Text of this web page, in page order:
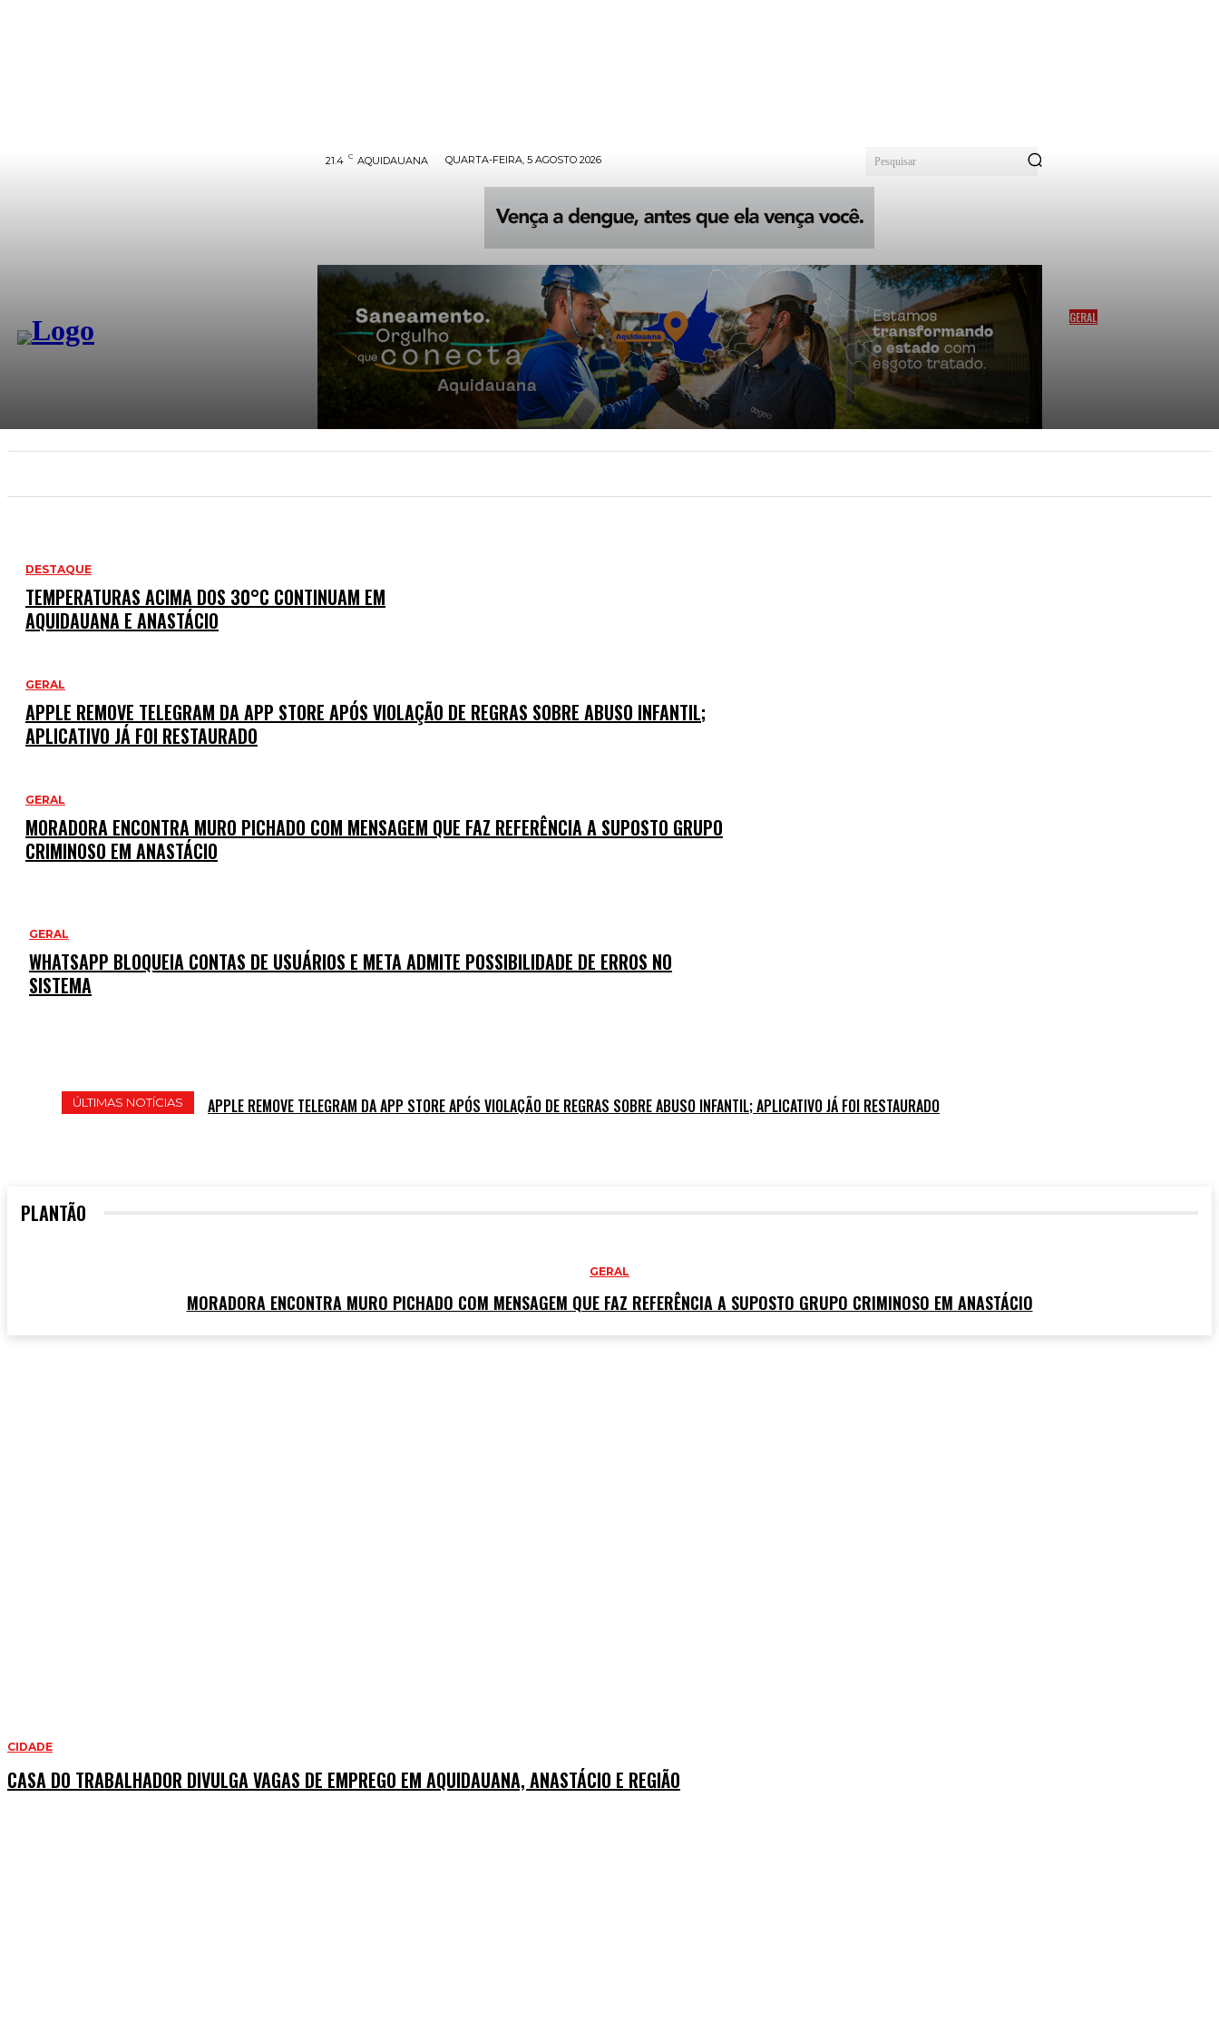
21.4 C AQUIDAUANA QUARTA-FEIRA, 5 AGOSTO 2026 Pesquisar
GERAL
DESTAQUE
TEMPERATURAS ACIMA DOS 30°C CONTINUAM EM
AQUIDAUANA E ANASTÁCIO
GERAL
APPLE REMOVE TELEGRAM DA APP STORE APÓS VIOLAÇÃO DE REGRAS SOBRE ABUSO INFANTIL;
APLICATIVO JÁ FOI RESTAURADO
GERAL
MORADORA ENCONTRA MURO PICHADO COM MENSAGEM QUE FAZ REFERÊNCIA A SUPOSTO GRUPO
CRIMINOSO EM ANASTÁCIO
GERAL
WHATSAPP BLOQUEIA CONTAS DE USUÁRIOS E META ADMITE POSSIBILIDADE DE ERROS NO
SISTEMA
ÚLTIMAS NOTÍCIAS APPLE REMOVE TELEGRAM DA APP STORE APÓS VIOLAÇÃO DE REGRAS SOBRE ABUSO INFANTIL; APLICATIVO JÁ FOI RESTAURADO
PLANTÃO
GERAL
MORADORA ENCONTRA MURO PICHADO COM MENSAGEM QUE FAZ REFERÊNCIA A SUPOSTO GRUPO CRIMINOSO EM ANASTÁCIO
CIDADE
CASA DO TRABALHADOR DIVULGA VAGAS DE EMPREGO EM AQUIDAUANA, ANASTÁCIO E REGIÃO